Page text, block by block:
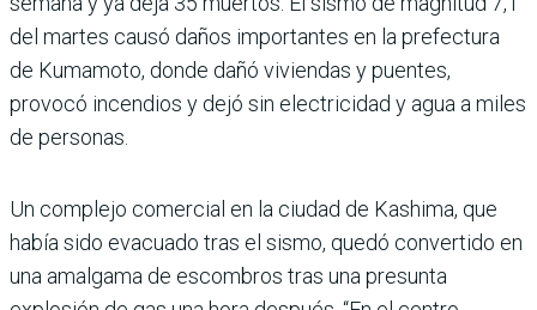
del martes causó daños importantes en la prefectura
de Kumamoto, donde dañó viviendas y puentes,
provocó incendios y dejó sin electricidad y agua a miles
de personas.
Un complejo comercial en la ciudad de Kashima, que
había sido evacuado tras el sismo, quedó convertido en
una amalgama de escombros tras una presunta